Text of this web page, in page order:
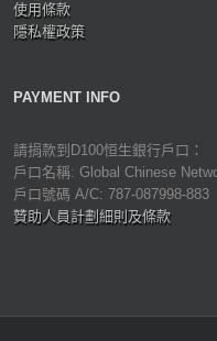
使用條款
隱私權政策
PAYMENT INFO
請捐款到D100恒生銀行戶口：
戶口名稱: Global Chinese
戶口號碼 A/C: 787-087998-883
贊助人員計劃細則及條款